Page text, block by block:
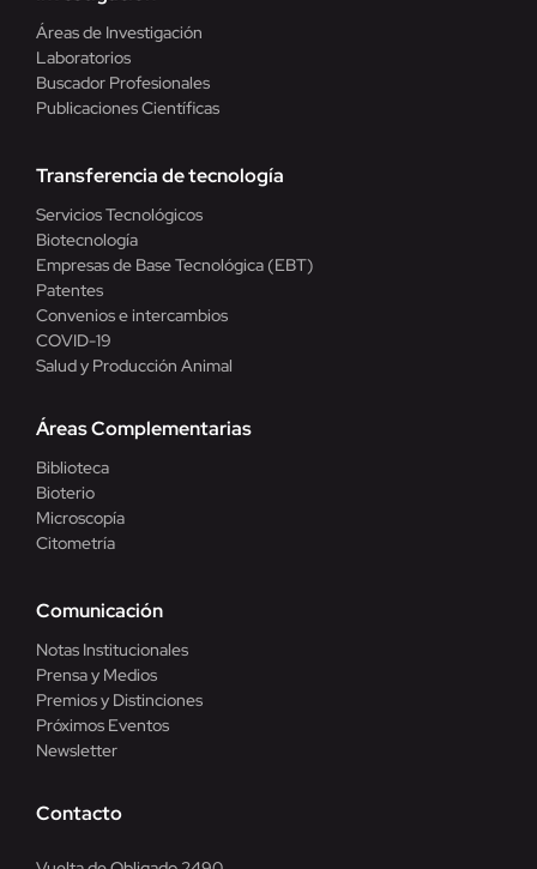
Áreas de Investigación
Laboratorios
Buscador Profesionales
Publicaciones Científicas
Transferencia de tecnología
Servicios Tecnológicos
Biotecnología
Empresas de Base Tecnológica (EBT)
Patentes
Convenios e intercambios
COVID-19
Salud y Producción Animal
Áreas Complementarias
Biblioteca
Bioterio
Microscopía
Citometría
Comunicación
Notas Institucionales
Prensa y Medios
Premios y Distinciones
Próximos Eventos
Newsletter
Contacto